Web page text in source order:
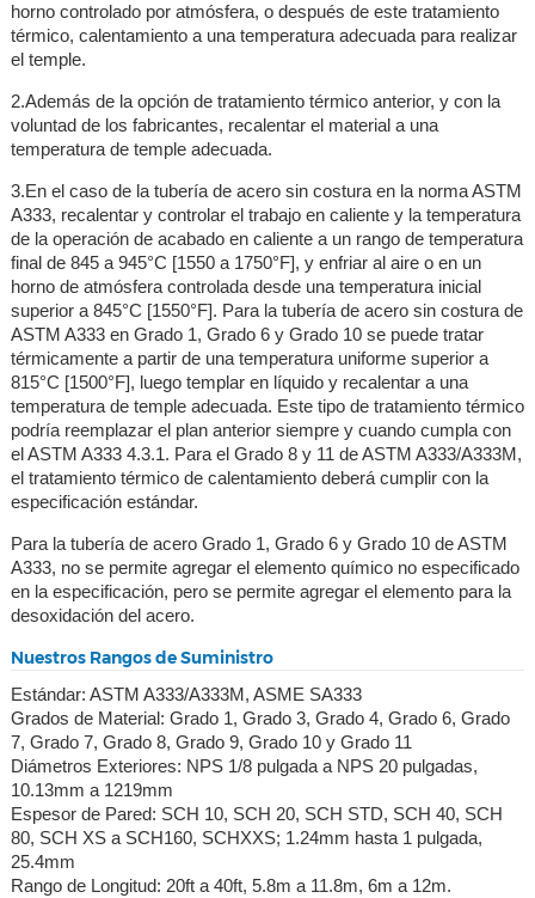
horno controlado por atmósfera, o después de este tratamiento
térmico, calentamiento a una temperatura adecuada para realizar
el temple.
2.Además de la opción de tratamiento térmico anterior, y con la
voluntad de los fabricantes, recalentar el material a una
temperatura de temple adecuada.
3.En el caso de la tubería de acero sin costura en la norma ASTM
A333, recalentar y controlar el trabajo en caliente y la temperatura
de la operación de acabado en caliente a un rango de temperatura
final de 845 a 945°C [1550 a 1750°F], y enfriar al aire o en un
horno de atmósfera controlada desde una temperatura inicial
superior a 845°C [1550°F]. Para la tubería de acero sin costura de
ASTM A333 en Grado 1, Grado 6 y Grado 10 se puede tratar
térmicamente a partir de una temperatura uniforme superior a
815°C [1500°F], luego templar en líquido y recalentar a una
temperatura de temple adecuada. Este tipo de tratamiento térmico
podría reemplazar el plan anterior siempre y cuando cumpla con
el ASTM A333 4.3.1. Para el Grado 8 y 11 de ASTM A333/A333M,
el tratamiento térmico de calentamiento deberá cumplir con la
especificación estándar.
Para la tubería de acero Grado 1, Grado 6 y Grado 10 de ASTM
A333, no se permite agregar el elemento químico no especificado
en la especificación, pero se permite agregar el elemento para la
desoxidación del acero.
Nuestros Rangos de Suministro
Estándar: ASTM A333/A333M, ASME SA333
Grados de Material: Grado 1, Grado 3, Grado 4, Grado 6, Grado
7, Grado 7, Grado 8, Grado 9, Grado 10 y Grado 11
Diámetros Exteriores: NPS 1/8 pulgada a NPS 20 pulgadas,
10.13mm a 1219mm
Espesor de Pared: SCH 10, SCH 20, SCH STD, SCH 40, SCH
80, SCH XS a SCH160, SCHXXS; 1.24mm hasta 1 pulgada,
25.4mm
Rango de Longitud: 20ft a 40ft, 5.8m a 11.8m, 6m a 12m.